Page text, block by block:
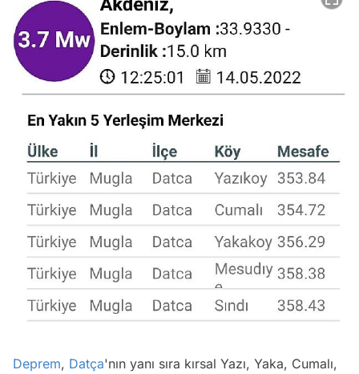
Deprem, Datça'nın yanı sıra kırsal Yazı, Yaka, Cumalı,